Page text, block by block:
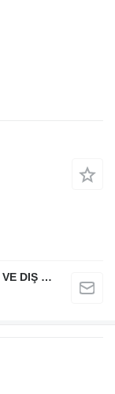
YILTEKS ENERJI ISI MAKİNA İMALAT SAN. VE DIŞ TİC. LTD. ŞTİ.